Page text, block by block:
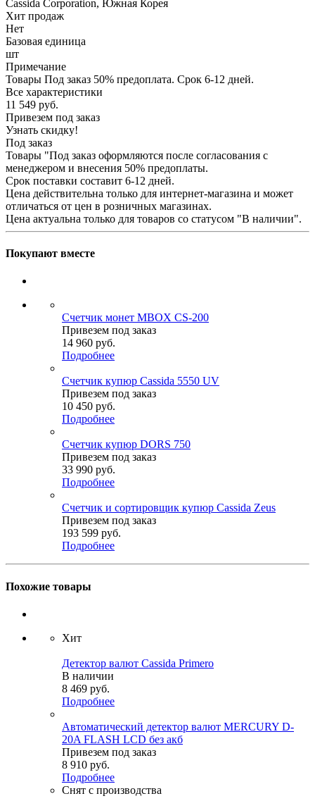
Cassida Corporation, Южная Корея
Хит продаж
Нет
Базовая единица
шт
Примечание
Товары Под заказ 50% предоплата. Срок 6-12 дней.
Все характеристики
11 549 руб.
Привезем под заказ
Узнать скидку!
Под заказ
Товары "Под заказ оформляются после согласования с
менеджером и внесения 50% предоплаты.
Срок поставки составит 6-12 дней.
Цена действительна только для интернет-магазина и может
отличаться от цен в розничных магазинах.
Цена актуальна только для товаров со статусом "В наличии".
Покупают вместе
Счетчик монет MBOX CS-200
Привезем под заказ
14 960 руб.
Подробнее
Счетчик купюр Cassida 5550 UV
Привезем под заказ
10 450 руб.
Подробнее
Счетчик купюр DORS 750
Привезем под заказ
33 990 руб.
Подробнее
Счетчик и сортировщик купюр Cassida Zeus
Привезем под заказ
193 599 руб.
Подробнее
Похожие товары
Хит
Детектор валют Cassida Primero
В наличии
8 469 руб.
Подробнее
Автоматический детектор валют MERCURY D-
20A FLASH LCD без акб
Привезем под заказ
8 910 руб.
Подробнее
Снят с производства